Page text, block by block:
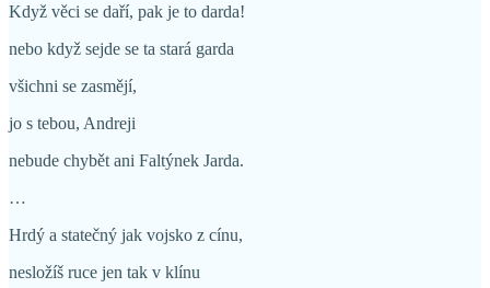
Když věci se daří, pak je to darda!
nebo když sejde se ta stará garda
všichni se zasmějí,
jo s tebou, Andreji
nebude chybět ani Faltýnek Jarda.
…
Hrdý a statečný jak vojsko z cínu,
nesložíš ruce jen tak v klínu